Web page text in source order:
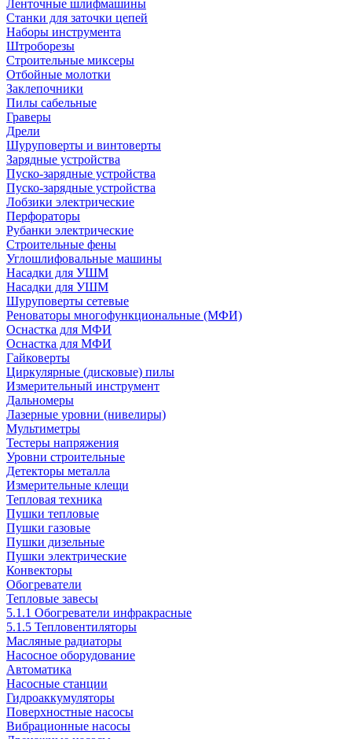
Ленточные шлифмашины
Станки для заточки цепей
Наборы инструмента
Штроборезы
Строительные миксеры
Отбойные молотки
Заклепочники
Пилы сабельные
Граверы
Дрели
Шуруповерты и винтоверты
Зарядные устройства
Пуско-зарядные устройства
Пуско-зарядные устройства
Лобзики электрические
Перфораторы
Рубанки электрические
Строительные фены
Углошлифовальные машины
Насадки для УШМ
Насадки для УШМ
Шуруповерты сетевые
Реноваторы многофункциональные (МФИ)
Оснастка для МФИ
Оснастка для МФИ
Гайковерты
Циркулярные (дисковые) пилы
Измерительный инструмент
Дальномеры
Лазерные уровни (нивелиры)
Мультиметры
Тестеры напряжения
Уровни строительные
Детекторы металла
Измерительные клещи
Тепловая техника
Пушки тепловые
Пушки газовые
Пушки дизельные
Пушки электрические
Конвекторы
Обогреватели
Тепловые завесы
5.1.1 Обогреватели инфракрасные
5.1.5 Тепловентиляторы
Масляные радиаторы
Насосное оборудование
Автоматика
Насосные станции
Гидроаккумуляторы
Поверхностные насосы
Вибрационные насосы